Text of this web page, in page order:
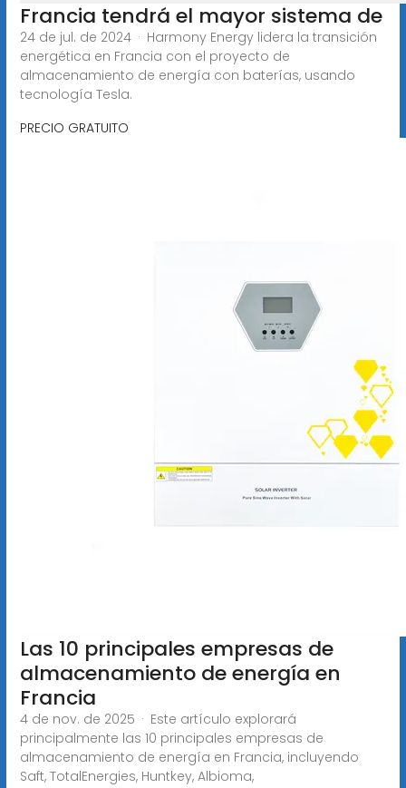
Francia tendrá el mayor sistema de
24 de jul. de 2024 · Harmony Energy lidera la transición
energética en Francia con el proyecto de
almacenamiento de energía con baterías, usando
tecnología Tesla.
PRECIO GRATUITO
Las 10 principales empresas de
almacenamiento de energía en
Francia
4 de nov. de 2025 · Este artículo explorará
principalmente las 10 principales empresas de
almacenamiento de energía en Francia, incluyendo
Saft, TotalEnergies, Huntkey, Albioma,